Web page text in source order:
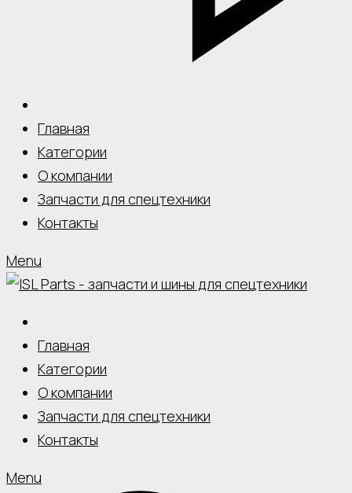
Главная
Категории
О компании
Запчасти для спецтехники
Контакты
Menu
Главная
Категории
О компании
Запчасти для спецтехники
Контакты
Menu